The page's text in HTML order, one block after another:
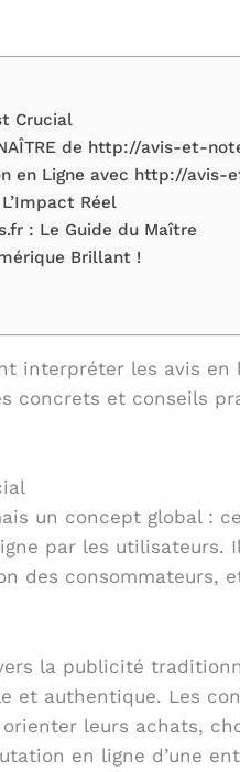
Crucial
de http://avis-et-
en Ligne avec http://avis-
Réel
: Le Guide du Maître
Brillant !
interpréter les avis en
concrets et conseils
un concept global :
par les utilisateurs. Il
des consommateurs,
la publicité
et authentique. Les
leurs achats,
en ligne d’une